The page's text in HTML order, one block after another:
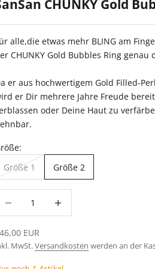
CHUNKY Gold
alle,die etwas mehr BLING am
CHUNKY Gold Bubbles Ring genau
er aus hochwertigem Gold Filled-
er Dir mehrere Jahre Freude
oder Deine Haut zu
Größe 1
Größe 2
EUR
MwSt.Versandkosten werden an der